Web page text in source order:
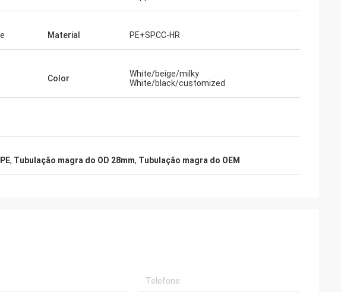
Material PE+SPCC-HR
Color
White/beige/milky
White/black/customized
, Tubulação magra do OD 28mm, Tubulação magra do OEM